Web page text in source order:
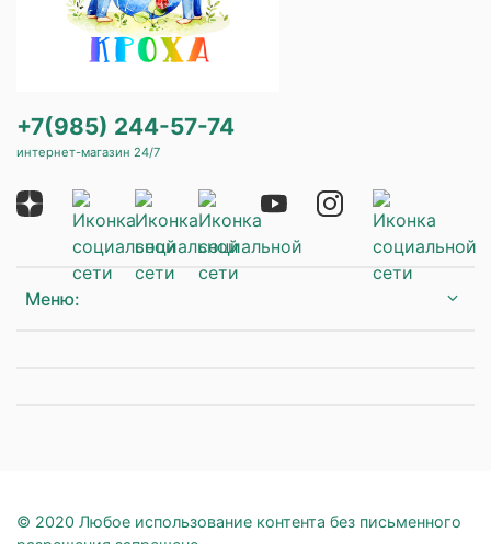
Меню:
+7(985) 244-57-74
интернет-магазин 24/7
© 2020 Любое использование контента без письменного